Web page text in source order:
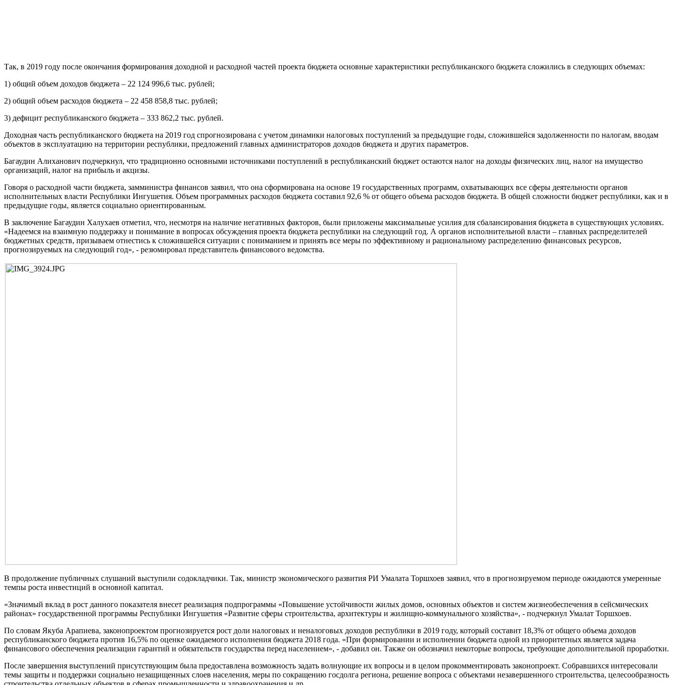
Так, в 2019 году после окончания формирования доходной и расходной частей проекта бюджета основные характеристики республиканского бюджета сложились в следующих объемах:
1) общий объем доходов бюджета – 22 124 996,6 тыс. рублей;
2) общий объем расходов бюджета – 22 458 858,8 тыс. рублей;
3) дефицит республиканского бюджета – 333 862,2 тыс. рублей.
Доходная часть республиканского бюджета на 2019 год спрогнозирована с учетом динамики налоговых поступлений за предыдущие годы, сложившейся задолженности по налогам, вводам
объектов в эксплуатацию на территории республики, предложений главных администраторов доходов бюджета и других параметров.
Багаудин Алиханович подчеркнул, что традиционно основными источниками поступлений в республиканский бюджет остаются налог на доходы физических лиц, налог на имущество
организаций, налог на прибыль и акцизы.
Говоря о расходной части бюджета, замминистра финансов заявил, что она сформирована на основе 19 государственных программ, охватывающих все сферы деятельности органов
исполнительных власти Республики Ингушетия. Объем программных расходов бюджета составил 92,6 % от общего объема расходов бюджета. В общей сложности бюджет республики, как и в
предыдущие годы, является социально ориентированным.
В заключение Багаудин Халухаев отметил, что, несмотря на наличие негативных факторов, были приложены максимальные усилия для сбалансирования бюджета в существующих условиях.
«Надеемся на взаимную поддержку и понимание в вопросах обсуждения проекта бюджета республики на следующий год. А органов исполнительной власти – главных распределителей
бюджетных средств, призываем отнестись к сложившейся ситуации с пониманием и принять все меры по эффективному и рациональному распределению финансовых ресурсов,
прогнозируемых на следующий год», - резюмировал представитель финансового ведомства.
В продолжение публичных слушаний выступили содокладчики. Так, министр экономического развития РИ Умалата Торшхоев заявил, что в прогнозируемом периоде ожидаются умеренные
темпы роста инвестиций в основной капитал.
«Значимый вклад в рост данного показателя внесет реализация подпрограммы «Повышение устойчивости жилых домов, основных объектов и систем жизнеобеспечения в сейсмических
районах» государственной программы Республики Ингушетия «Развитие сферы строительства, архитектуры и жилищно-коммунального хозяйства», - подчеркнул Умалат Торшхоев.
По словам Якуба Арапиева, законопроектом прогнозируется рост доли налоговых и неналоговых доходов республики в 2019 году, который составит 18,3% от общего объема доходов
республиканского бюджета против 16,5% по оценке ожидаемого исполнения бюджета 2018 года. «При формировании и исполнении бюджета одной из приоритетных является задача
финансового обеспечения реализации гарантий и обязательств государства перед населением», - добавил он. Также он обозначил некоторые вопросы, требующие дополнительной проработки.
После завершения выступлений присутствующим была предоставлена возможность задать волнующие их вопросы и в целом прокомментировать законопроект. Собравшихся интересовали
темы защиты и поддержки социально незащищенных слоев населения, меры по сокращению госдолга региона, решение вопроса с объектами незавершенного строительства, целесообразность